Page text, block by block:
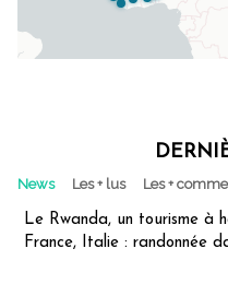
News Les + lus Les +
Le Rwanda, un tourisme à
France, Italie : randonnée